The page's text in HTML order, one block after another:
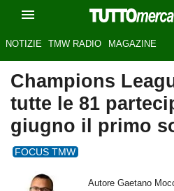
NOTIZIE TMW RADIO MAGAZINE
Champions
tutte le 81
giugno il primo
FOCUS TMW
Autore Gaetano